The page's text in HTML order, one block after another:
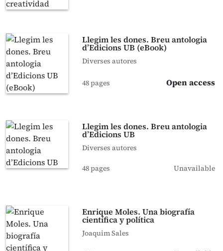
Llegim les dones. Breu antologia
d’Edicions UB (eBook)
Diverses autores
48 pages Open access
Llegim les dones. Breu antologia
d’Edicions UB
Diverses autores
48 pages Unavailable
Enrique Moles. Una biografía
científica y política
Joaquim Sales